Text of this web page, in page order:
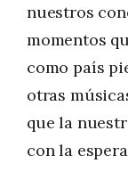
nuestros
momentos
como país
otras
que la
con la